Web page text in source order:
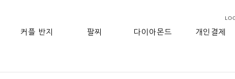
커플 반지 팔찌 다이아몬드 개인결제